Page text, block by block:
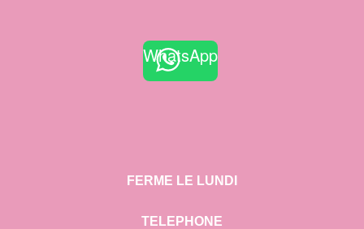
WhatsApp
FERME LE LUNDI
TELEPHONE